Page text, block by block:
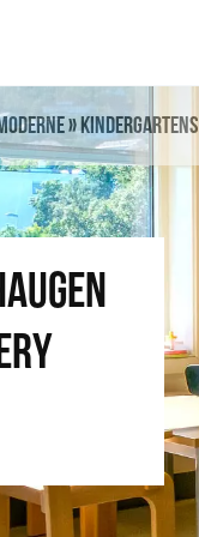
»Kindergartens